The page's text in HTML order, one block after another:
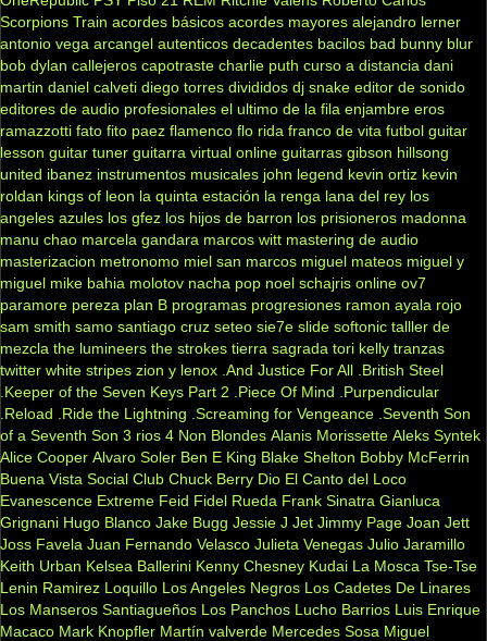
Scorpions Train acordes básicos acordes mayores alejandro lerner
antonio vega arcangel autenticos decadentes bacilos bad bunny blur
bob dylan callejeros capotraste charlie puth curso a distancia dani
martin daniel calveti diego torres divididos dj snake editor de sonido
editores de audio profesionales el ultimo de la fila enjambre eros
ramazzotti fato fito paez flamenco flo rida franco de vita futbol guitar
lesson guitar tuner guitarra virtual online guitarras gibson hillsong
united ibanez instrumentos musicales john legend kevin ortiz kevin
roldan kings of leon la quinta estación la renga lana del rey los
angeles azules los gfez los hijos de barron los prisioneros madonna
manu chao marcela gandara marcos witt mastering de audio
masterizacion metronomo miel san marcos miguel mateos miguel y
miguel mike bahia molotov nacha pop noel schajris online ov7
paramore pereza plan B programas progresiones ramon ayala rojo
sam smith samo santiago cruz seteo sie7e slide softonic talller de
mezcla the lumineers the strokes tierra sagrada tori kelly tranzas
twitter white stripes zion y lenox .And Justice For All .British Steel
.Keeper of the Seven Keys Part 2
.Piece Of Mind
.Purpendicular
.Reload
.Ride the Lightning .Screaming for Vengeance .Seventh Son
of a Seventh Son 3 rios 4 Non Blondes Alanis Morissette Aleks Syntek
Alice Cooper Alvaro Soler Ben E King Blake Shelton Bobby McFerrin
Buena Vista Social Club Chuck Berry Dio El Canto del Loco
Evanescence Extreme Feid Fidel Rueda Frank Sinatra Gianluca
Grignani Hugo Blanco Jake Bugg Jessie J Jet Jimmy Page Joan Jett
Joss Favela Juan Fernando Velasco Julieta Venegas Julio Jaramillo
Keith Urban Kelsea Ballerini Kenny Chesney Kudai La Mosca Tse-Tse
Lenin Ramirez Loquillo Los Angeles Negros Los Cadetes De Linares
Los Manseros Santiagueños Los Panchos Lucho Barrios Luis Enrique
Macaco Mark Knopfler Martín valverde Mercedes Sosa Miguel